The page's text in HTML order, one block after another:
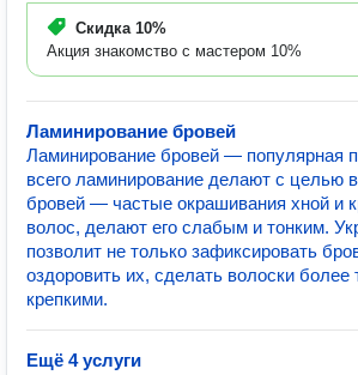
Скидка 10%
Акция знакомство с мастером 10%
Ламинирование бровей
Ламинирование бровей — популярная
всего ламинирование делают с целью
бровей — частые окрашивания хной и
волос, делают его слабым и тонким.
позволит не только зафиксировать
оздоровить их, сделать волоски
крепкими.
Ещё 4 услуги